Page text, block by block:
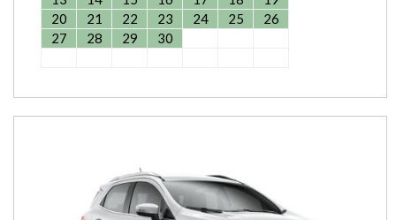
20
21 22 23 24 25
26
27
28 29 30